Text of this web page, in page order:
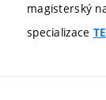
magisterský
specializace